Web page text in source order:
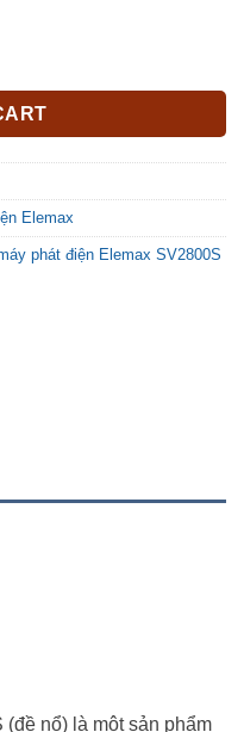
Elemax
phát điện Elemax SV2800S
nổ) là một sản phẩm